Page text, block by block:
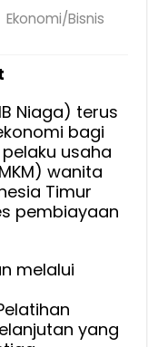
Ekonomi/Bisnis
Niaga) terus
bagi
usaha
wanita
Timur
pembiayaan
melalui
yang